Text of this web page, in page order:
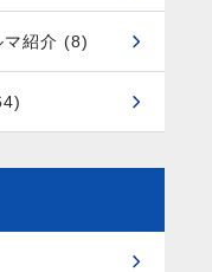
マ紹介 (8)